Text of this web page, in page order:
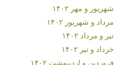
شهریور و مهر ۱۴۰۲
مرداد و شهریور ۱۴۰۲
تیر و مرداد ۱۴۰۲
خرداد و تیر ۱۴۰۲
فروردین و اردیبهشت ۱۴۰۲